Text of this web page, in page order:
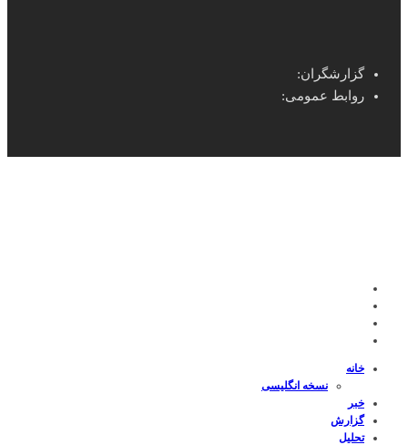
گزارشگران:
روابط عمومی:
خانه
نسخه انگلیسی
خبر
گزارش
تحلیل